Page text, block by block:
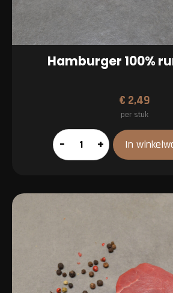
Hamburger 100%
€ 2,49
per stuk
Hamburger
100%
aantal
– + In